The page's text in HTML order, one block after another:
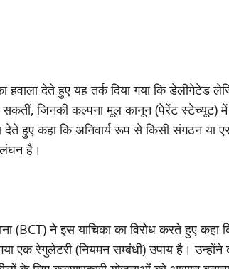
हवाला देते हुए यह तर्क दिया गया कि डेलीगेटेड
सकतीं, जिनकी कल्पना मूल कानून (पेरेंट स्टेच्यूट)
देते हुए कहा कि अनिवार्य रूप से किसी संगठन या
है।
ने इस याचिका का विरोध करते हुए कहा
एक रेगुलेटरी (नियमन सम्बंधी) उपाय है। उन्होंने